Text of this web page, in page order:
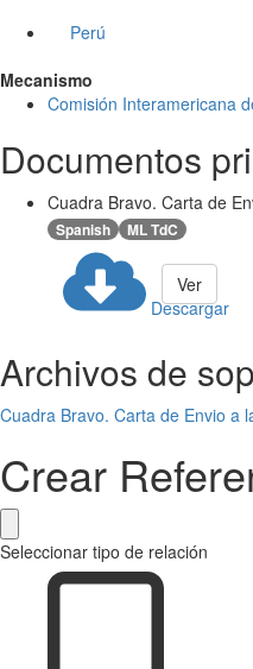
Perú
Mecanismo
Comisión Interamericana
Documentos
Cuadra Bravo. Carta de
Spanish ML TdC
Descargar
Ver
Archivos de
Cuadra Bravo. Carta de Envio a
Crear
Seleccionar tipo de relación